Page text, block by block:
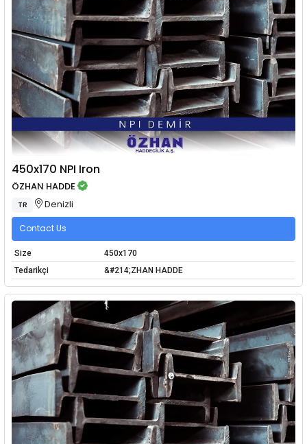
450x170 NPI Iron
ÖZHAN HADDE
TR Denizli
Contact Us
Size
450x170
Tedarikçi
&#214;ZHAN HADDE